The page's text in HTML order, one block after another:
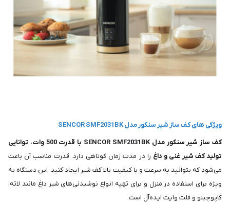
ویژگی های کف ساز شیر سنکور مدل SENCOR SMF2031BK
کف ساز شیر سنکور مدل SENCOR SMF2031BK با قدرت 500 وات
، توانایی
تولید کف شیر غنی و داغ را در مدت زمان کوتاهی دارد. قدرت مناسب آن باعث
می‌شود که بتوانید به سرعت و با کیفیت بالا کف شیر ایجاد کنید. این دستگاه به
ویژه برای استفاده در منزل و برای تهیه انواع نوشیدنی‌های شیر داغ مانند لاته،
کاپوچینو و فلت وایت ایده‌آل است.